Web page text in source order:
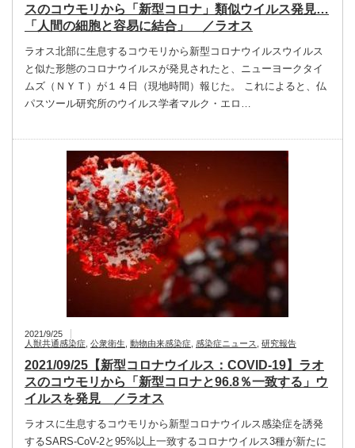
スのコウモリから「新型コロナ」類似ウイルス発見…
「人間の細胞と容易に結合」 ／ラオス
ラオス北部に生息するコウモリから新型コロナウイルスウイルス
と似た形態のコロナウイルスが発見されたと、ニューヨークタイ
ムズ（ＮＹＴ）が１４日（現地時間）報じた。 これによると、仏
パスツール研究所のウイルス学者マルク・エロ…
2021/9/25
人獣共通感染症 公衆衛生 動物由来感染症 感染症ニュース 研究報告
2021/09/25【新型コロナウイルス：COVID-19】ラオ
スのコウモリから「新型コロナと96.8％一致する」ウ
イルスを発見 ／ラオス
ラオスに生息するコウモリから新型コロナウイルス感染症を誘発
するSARS-CoV-2と95%以上一致するコロナウイルス3種が新たに